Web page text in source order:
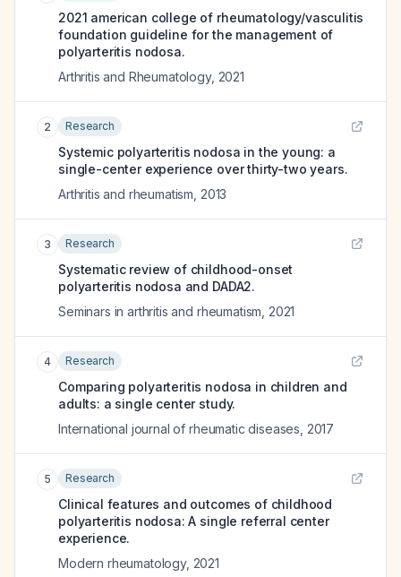
2021 american college of rheumatology/vasculitis
foundation guideline for the management of
polyarteritis nodosa.
Arthritis and Rheumatology, 2021
2 Research
Systemic polyarteritis nodosa in the young: a
single-center experience over thirty-two years.
Arthritis and rheumatism 2013
3 Research
Systematic review of childhood-onset
polyarteritis nodosa and DADA2.
Seminars in arthritis and rheumatism 2021
4 Research
Comparing polyarteritis nodosa in children and
adults: a single center study.
International journal of rheumatic diseases 2017
5 Research
Clinical features and outcomes of childhood
polyarteritis nodosa: A single referral center
experience.
Modern rheumatology, 2021